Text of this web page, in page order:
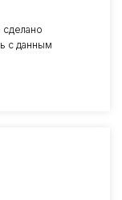
сделано
с данным